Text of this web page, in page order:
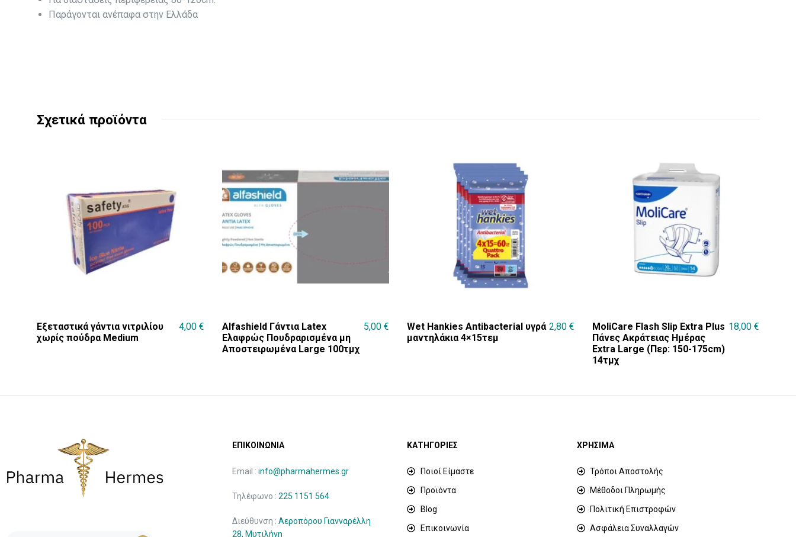
Παράγονται ανέπαφα στην Ελλάδα
Σχετικά προϊόντα
Εξεταστικά γάντια νιτριλίου
χωρίς πούδρα Medium
4,00 €
Alfashield Γάντια Latex
Ελαφρώς Πουδραρισμένα μη
Αποστειρωμένα Large 100τμχ
5,00 €
Wet Hankies Antibacterial υγρά
μαντηλάκια 4×15τεμ
2,80 €
MoliCare Flash Slip Extra Plus
Πάνες Ακράτειας Ημέρας
Extra Large (Περ: 150-175cm)
14τμχ
18,00 €
ΕΠΙΚΟΙΝΩΝΙΑ
Email : info@pharmahermes.gr
Τηλέφωνο : 225 1151 564
Διεύθυνση : Αεροπόρου Γιανναρέλλη
28, Μυτιλήνη
ΚΑΤΗΓΟΡΙΕΣ
Ποιοί Είμαστε
Προϊόντα
Blog
Επικοινωνία
ΧΡΗΣΙΜΑ
Τρόποι Αποστολής
Μέθοδοι Πληρωμής
Πολιτική Επιστροφών
Ασφάλεια Συναλλαγών